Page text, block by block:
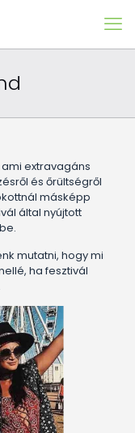
extravagáns
és őrültségről
másképp
által nyújtott
mutatni, hogy mi
ha fesztivál